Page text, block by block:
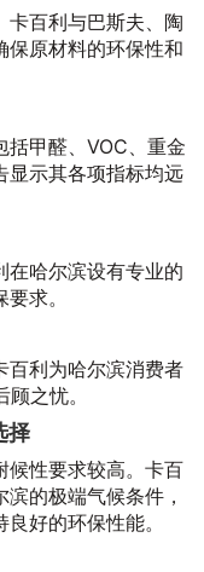
卡百利与巴斯夫、陶
保原材料的环保性和
括甲醛、VOC、重金
显示其各项指标均远
在哈尔滨设有专业的
求。
百利为哈尔滨消费者
之忧。
择
候性要求较高。卡百
的极端气候条件，
好的环保性能。